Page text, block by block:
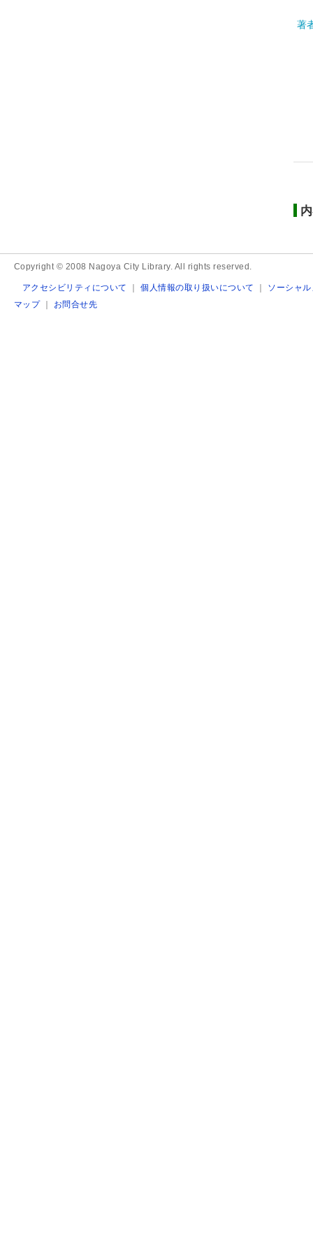
著
Copyright © 2008 Nagoya City Library. All rights reserved.
アクセシビリティについて ｜個人情報の取り扱いについて ｜ ソーシャ
マップ｜ お問合せ先